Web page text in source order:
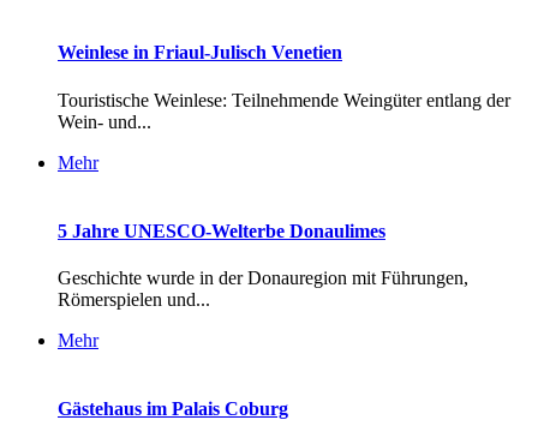
Weinlese in Friaul-Julisch Venetien
Touristische Weinlese: Teilnehmende Weingüter entlang der
Wein- und...
Mehr
5 Jahre UNESCO-Welterbe Donaulimes
Geschichte wurde in der Donauregion mit Führungen,
Römerspielen und...
Mehr
Gästehaus im Palais Coburg